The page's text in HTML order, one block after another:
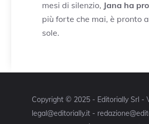
mesi di silenzio, Jana ha
più forte che mai, è pronto
sole.
Copyright © 2025 - Editorially Srl -
legal@editorially.it -